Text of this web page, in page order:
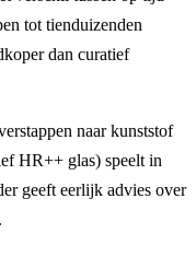
tot tienduizenden
dan curatief
naar kunststof
HR++ glas) speelt in
geeft eerlijk advies over